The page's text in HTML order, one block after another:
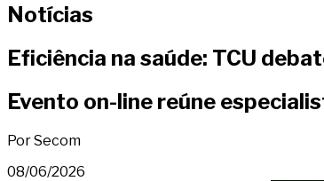
Notícias
Eficiência na saúde: TCU
Evento on-line reúne
Por Secom
08/06/2026